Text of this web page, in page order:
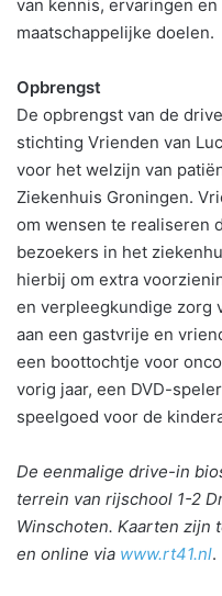
van kennis, ervaringen
maatschappelijke doelen.
Opbrengst
De opbrengst van de
stichting Vrienden van
voor het welzijn van
Ziekenhuis Groningen.
om wensen te realiseren
bezoekers in het
hierbij om extra
en verpleegkundige zorg
aan een gastvrije en
een boottochtje voor
vorig jaar, een DVD-
speelgoed voor de
De eenmalige drive-in
terrein van rijschool 1-2
Winschoten. Kaarten zijn
en online via www.rt41.nl.